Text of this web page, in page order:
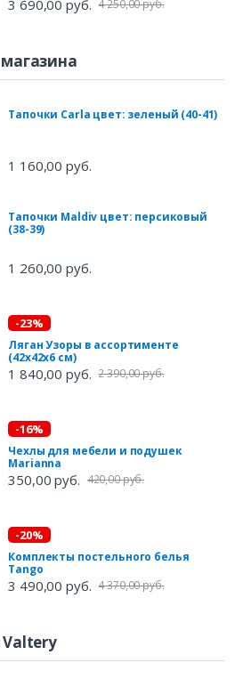
3 690,00 руб. 4 250,00 руб.
Тапочки Carla цвет: зеленый (40-41)
1 160,00 руб.
Тапочки Maldiv цвет: персиковый
(38-39)
1 260,00 руб.
-23%
Ляган Узоры в ассортименте
(42х42х6 см)
1 840,00 руб. 2 390,00 руб.
-16%
Чехлы для мебели и подушек
Marianna
350,00 руб. 420,00 руб.
-20%
Комплекты постельного белья
Tango
3 490,00 руб. 4 370,00 руб.